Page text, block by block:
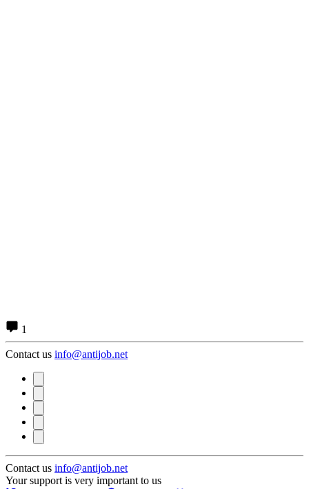
1
Contact us info@antijob.net
Contact us info@antijob.net
Your support is very important to us